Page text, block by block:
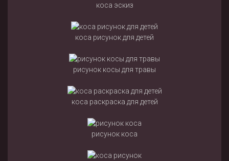
коса эскиз
коса рисунок для детей
рисунок косы для травы
коса раскраска для детей
рисунок коса